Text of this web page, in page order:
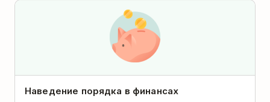
Наведение порядка в финансах